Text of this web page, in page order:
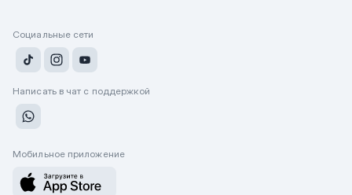
Социальные сети
Написать в чат с поддержкой
Мобильное приложение